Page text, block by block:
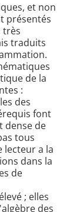
et non
présentés
très
traduits
de la
:
des
font
dense de
tous
lecteur a la
dans la
de
; elles
des